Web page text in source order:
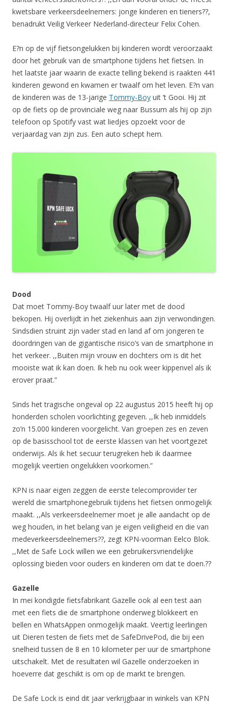
kwetsbare verkeersdeelnemers: jonge kinderen en tieners??,
benadrukt Veilig Verkeer Nederland-directeur Felix Cohen.
E?n op de vijf fietsongelukken bij kinderen wordt veroorzaakt
door het gebruik van de smartphone tijdens het fietsen. In
het laatste jaar waarin de exacte telling bekend is raakten 441
kinderen gewond en kwamen er twaalf om het leven. E?n van
de kinderen was de 13-jarige Tommy-Boy uit ’t Gooi. Hij zit
op de fiets op de provinciale weg naar Bussum als hij op zijn
telefoon op Spotify vast wat liedjes opzoekt voor de
verjaardag van zijn zus. Een auto schept hem.
Dood
Dat moet Tommy-Boy twaalf uur later met de dood
bekopen. Hij overlijdt in het ziekenhuis aan zijn verwondingen.
Sindsdien struint zijn vader stad en land af om jongeren te
doordringen van de gigantische risico’s van de smartphone in
het verkeer. ,,Buiten mijn vrouw en dochters om is dit het
mooiste wat ik kan doen. Ik heb nu ook weer kippenvel als ik
erover praat.”
Sinds het tragische ongeval op 22 augustus 2015 heeft hij op
honderden scholen voorlichting gegeven. ,,Ik heb inmiddels
zo’n 15.000 kinderen voorgelicht. Van groepen zes en zeven
op de basisschool tot de eerste klassen van het voortgezet
onderwijs. Als ik het secuur terugreken heb ik daarmee
mogelijk veertien ongelukken voorkomen.”
KPN is naar eigen zeggen de eerste telecomprovider ter
wereld die smartphonegebruik tijdens het fietsen onmogelijk
maakt. ,,Als verkeersdeelnemer moet je alle aandacht op de
weg houden, in het belang van je eigen veiligheid en die van
medeverkeersdeelnemers??, zegt KPN-voorman Eelco Blok.
,,Met de Safe Lock willen we een gebruikersvriendelijke
oplossing bieden voor ouders en kinderen om dat te doen.??
Gazelle
In mei kondigde fietsfabrikant Gazelle ook al een test aan
met een fiets die de smartphone onderweg blokkeert en
bellen en WhatsAppen onmogelijk maakt. Veertig leerlingen
uit Dieren testen de fiets met de SafeDrivePod, die bij een
snelheid tussen de 8 en 10 kilometer per uur de smartphone
uitschakelt. Met de resultaten wil Gazelle onderzoeken in
hoeverre dat geschikt is om op de markt te brengen.
De Safe Lock is eind dit jaar verkrijgbaar in winkels van KPN